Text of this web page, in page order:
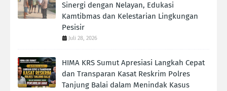
Sinergi dengan Nelayan, Edukasi
Kamtibmas dan Kelestarian Lingkungan
Pesisir
Juli 28, 2026
HIMA KRS Sumut Apresiasi Langkah Cepat
dan Transparan Kasat Reskrim Polres
Tanjung Balai dalam Menindak Kasus